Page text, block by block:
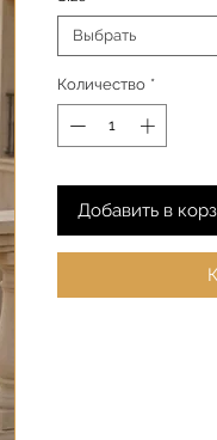
Выбрать
Количество *
Добавить в